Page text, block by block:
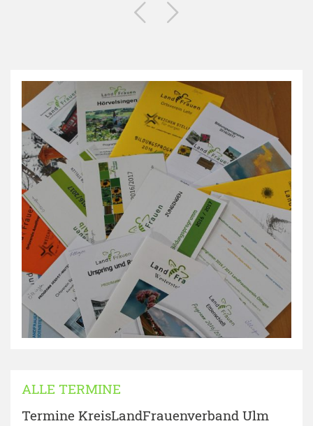
ALLE TERMINE
Termine KreisLandFrauenverband Ulm